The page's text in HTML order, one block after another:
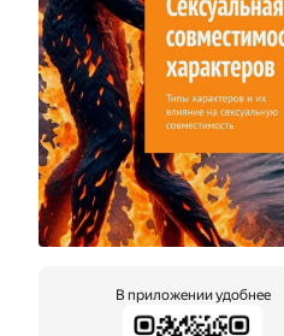
В приложении удобнее